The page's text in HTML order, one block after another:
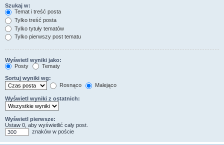
Szukaj w:
Temat i treść posta
Tylko treść posta
Tylko tytuły tematów
Tylko pierwszy post tematu
Wyświetl wyniki jako:
Posty
Tematy
Sortuj wyniki wg:
Rosnąco
Malejąco
Wyświetl wyniki z ostatnich:
Wyświetl pierwsze:
Ustaw 0, aby wyświetlić cały post.
znaków w poście